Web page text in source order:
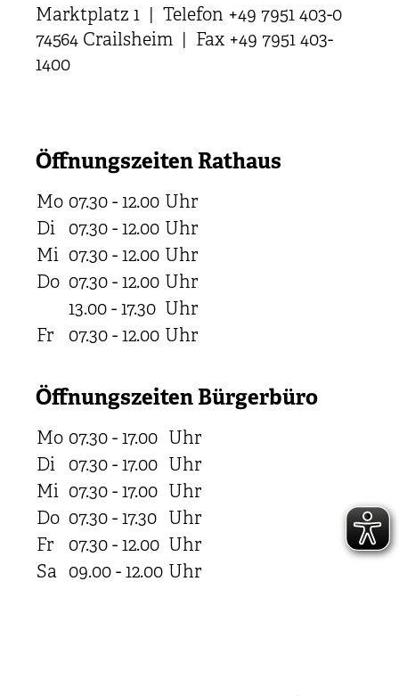
Marktplatz 1 | Telefon +49 7951 403-0
74564 Crailsheim | Fax +49 7951 403-
1400
Öffnungszeiten Rathaus
Mo 07.30 - 12.00 Uhr
Di
07.30 - 12.00 Uhr
Mi 07.30 - 12.00 Uhr
Do 07.30 - 12.00 Uhr
13.00 - 17.30 Uhr
Fr
07.30 - 12.00 Uhr
Öffnungszeiten Bürgerbüro
Mo 07.30 - 17.00 Uhr
Di
07.30 - 17.00 Uhr
Mi 07.30 - 17.00 Uhr
Do 07.30 - 17.30 Uhr
Fr
07.30 - 12.00 Uhr
Sa 09.00 - 12.00 Uhr